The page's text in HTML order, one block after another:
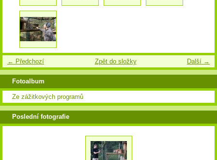
← Předchozí Další →
Zpět do složky
Fotoalbum
Ze zážitkových programů
Poslední fotografie